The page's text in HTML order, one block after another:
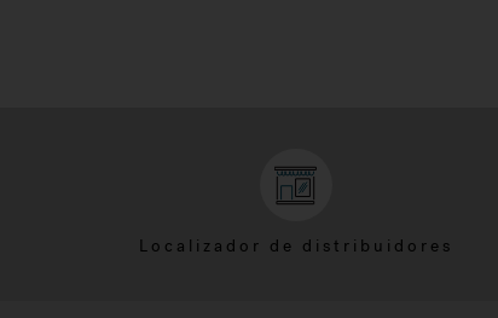
Localizador de distribuidores